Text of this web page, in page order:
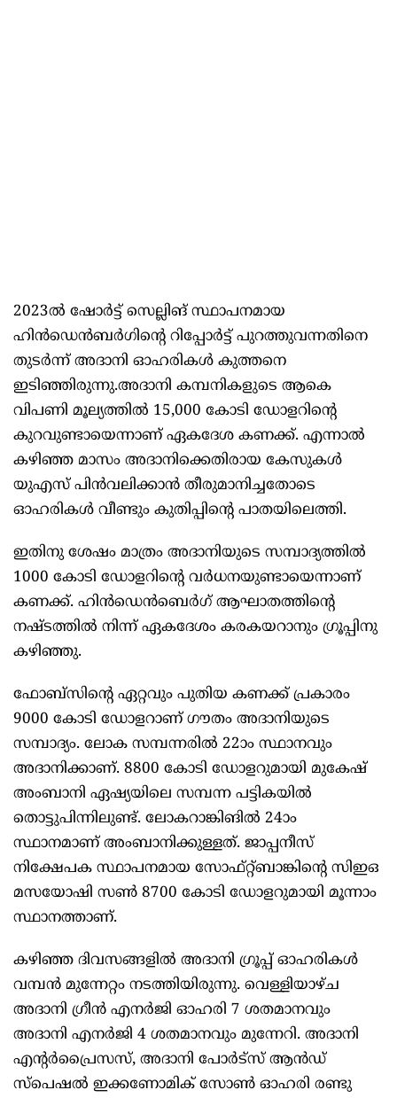
2023ൽ ഷോർട്ട് സെല്ലിങ് സ്ഥാപനമായ
ഹിൻഡെൻബർഗിന്റെ റിപ്പോർട്ട് പുറത്തുവന്നതിനെ
തുടർന്ന് അദാനി ഓഹരികൾ കുത്തനെ
ഇടിഞ്ഞിരുന്നു.അദാനി കമ്പനികളുടെ ആകെ
വിപണി മൂല്യത്തിൽ 15,000 കോടി ഡോളറിന്റെ
കുറവുണ്ടായെന്നാണ് ഏകദേശ കണക്ക്. എന്നാൽ
കഴിഞ്ഞ മാസം അദാനിക്കെതിരായ കേസുകൾ
യുഎസ് പിൻവലിക്കാൻ തീരുമാനിച്ചതോടെ
ഓഹരികൾ വീണ്ടും കുതിപ്പിന്റെ പാതയിലെത്തി.
ഇതിനു ശേഷം മാത്രം അദാനിയുടെ സമ്പാദ്യത്തിൽ
1000 കോടി ഡോളറിന്റെ വർധനയുണ്ടായെന്നാണ്
കണക്ക്. ഹിൻഡെൻബെർഗ് ആഘാതത്തിന്റെ
നഷ്ടത്തിൽ നിന്ന് ഏകദേശം കരകയറാനും ഗ്രൂപ്പിനു
കഴിഞ്ഞു.
ഫോബ്സിന്റെ ഏറ്റവും പുതിയ കണക്ക് പ്രകാരം
9000 കോടി ഡോളറാണ് ഗൗതം അദാനിയുടെ
സമ്പാദ്യം. ലോക സമ്പന്നരിൽ 22ാം സ്ഥാനവും
അദാനിക്കാണ്. 8800 കോടി ഡോളറുമായി മുകേഷ്
അംബാനി ഏഷ്യയിലെ സമ്പന്ന പട്ടികയിൽ
തൊട്ടുപിന്നിലുണ്ട്. ലോകറാങ്കിങിൽ 24ാം
സ്ഥാനമാണ് അംബാനിക്കുള്ളത്. ജാപ്പനീസ്
നിക്ഷേപക സ്ഥാപനമായ സോഫ്റ്റ്ബാങ്കിന്റെ സിഇഒ
മസയോഷി സൺ 8700 കോടി ഡോളറുമായി മൂന്നാം
സ്ഥാനത്താണ്.
കഴിഞ്ഞ ദിവസങ്ങളിൽ അദാനി ഗ്രൂപ്പ് ഓഹരികൾ
വമ്പൻ മുന്നേറ്റം നടത്തിയിരുന്നു. വെള്ളിയാഴ്ച
അദാനി ഗ്രീൻ എനർജി ഓഹരി 7 ശതമാനവും
അദാനി എനർജി 4 ശതമാനവും മുന്നേറി. അദാനി
എന്റർപ്രൈസസ്, അദാനി പോർട്സ് ആൻഡ്
സ്പെഷൽ ഇക്കണോമിക് സോൺ ഓഹരി രണ്ടു